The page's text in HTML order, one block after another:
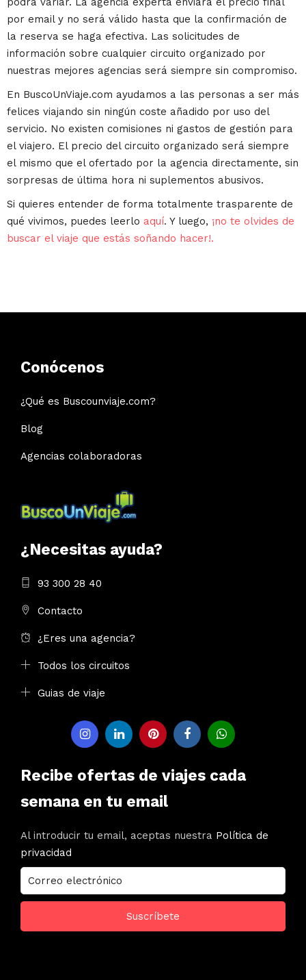
por email y no será válido hasta que la confirmación de
la reserva se haga efectiva. Las solicitudes de
información sobre cualquier circuito organizado por
nuestras mejores agencias será siempre sin compromiso.
En BuscoUnViaje.com ayudamos a las personas a ser más
felices viajando sin ningún coste añadido por uso del
servicio. No existen comisiones ni gastos de gestión para
el viajero. El precio del circuito organizado será siempre
el mismo que el ofertado por la agencia directamente, sin
sorpresas de última hora ni suplementos abusivos.
Si quieres entender de forma totalmente trasparente de
qué vivimos, puedes leerlo aquí. Y luego, ¡no te olvides de
buscar el viaje que estás soñando hacer!.
Conócenos
¿Qué es Buscounviaje.com?
Blog
Agencias colaboradoras
¿Necesitas ayuda?
93 300 28 40
Contacto
¿Eres una agencia?
Todos los circuitos
Guias de viaje
Recibe ofertas de viajes cada
semana en tu email
Al introducir tu email, aceptas nuestra Política de
privacidad